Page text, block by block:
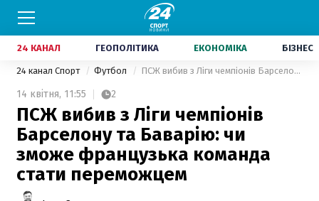
24 КАНАЛ ГЕОПОЛІТИКА ЕКОНОМІКА БІЗНЕС
24 канал Спорт Футбол ПСЖ вибив з Ліги чемпіонів Барселону та Баварію: чи зможе французька команда стати переможцем
14 квітня, 11:55 2
ПСЖ вибив з Ліги чемпіонів
Барселону та Баварію: чи
зможе французька команда
стати переможцем